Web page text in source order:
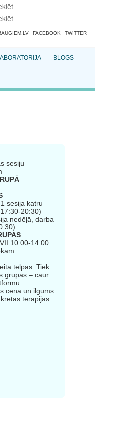
FACEBOOK TWITTER
BLOGS
sesiju
sesija katru
20:30)
nedēļā, darba
10:00-14:00
telpās. Tiek
grupas – caur
cena un ilgums
terapijas